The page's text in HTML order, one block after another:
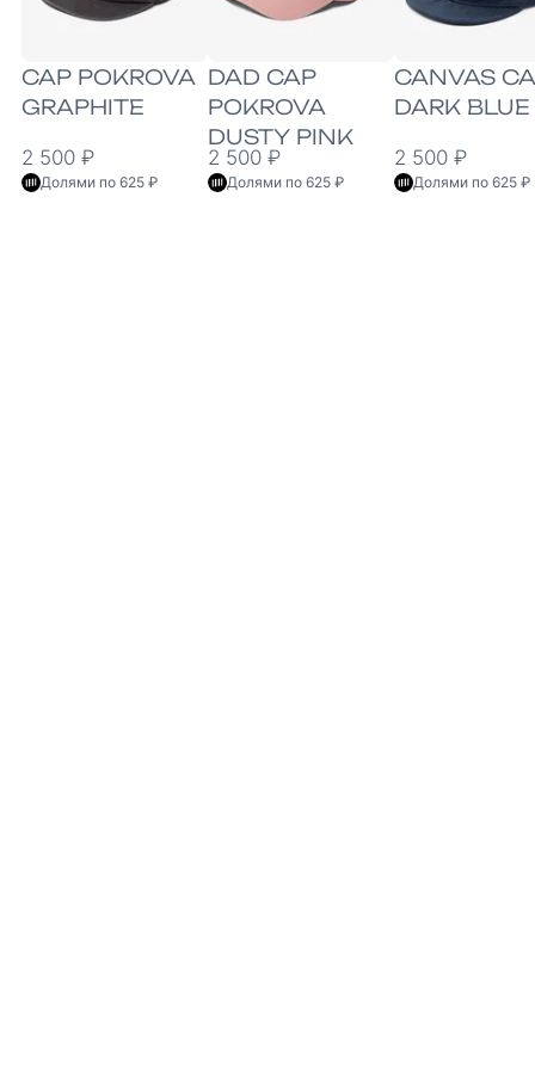
CAP POKROVA
GRAPHITE
2 500 ₽
Долями по 625 ₽
DAD CAP
POKROVA
DUSTY PINK
2 500 ₽
Долями по 625 ₽
CANVAS
DARK BLUE
2 500 ₽
Долями по 625 ₽